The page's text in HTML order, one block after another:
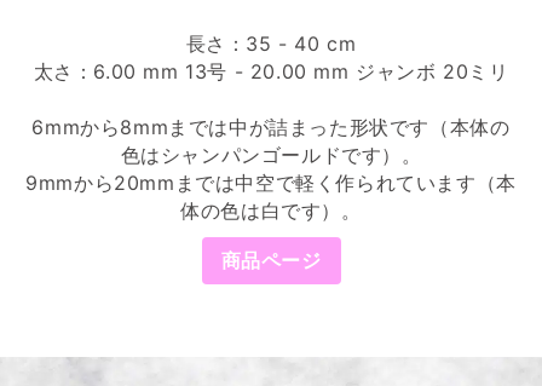
長さ：35 - 40 cm
太さ：6.00 mm 13号 - 20.00 mm ジャンボ 20ミリ
6mmから8mmまでは中が詰まった形状です（本体の
色はシャンパンゴールドです）。
9mmから20mmまでは中空で軽く作られています（本
体の色は白です）。
商品ページ